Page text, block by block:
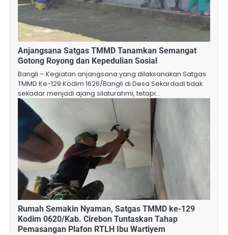
Anjangsana Satgas TMMD Tanamkan Semangat
Gotong Royong dan Kepedulian Sosial
Bangli – Kegiatan anjangsana yang dilaksanakan Satgas
TMMD Ke-129 Kodim 1626/Bangli di Desa Sekardadi tidak
sekadar menjadi ajang silaturahmi, tetapi…
Rumah Semakin Nyaman, Satgas TMMD ke-129
Kodim 0620/Kab. Cirebon Tuntaskan Tahap
Pemasangan Plafon RTLH Ibu Wartiyem